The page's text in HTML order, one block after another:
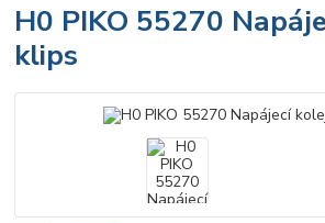
H0 PIKO 55270
klips